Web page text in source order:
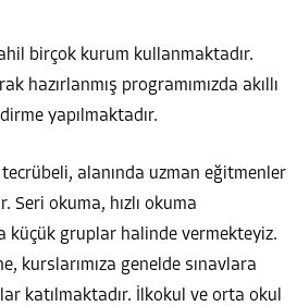
birçok kurum kullanmaktadır.
hazırlanmış programımızda akıllı
yapılmaktadır.
tecrübeli, alanında uzman eğitmenler
Seri okuma, hızlı okuma
küçük gruplar halinde vermekteyiz.
kurslarımıza genelde sınavlara
katılmaktadır. İlkokul ve orta okul